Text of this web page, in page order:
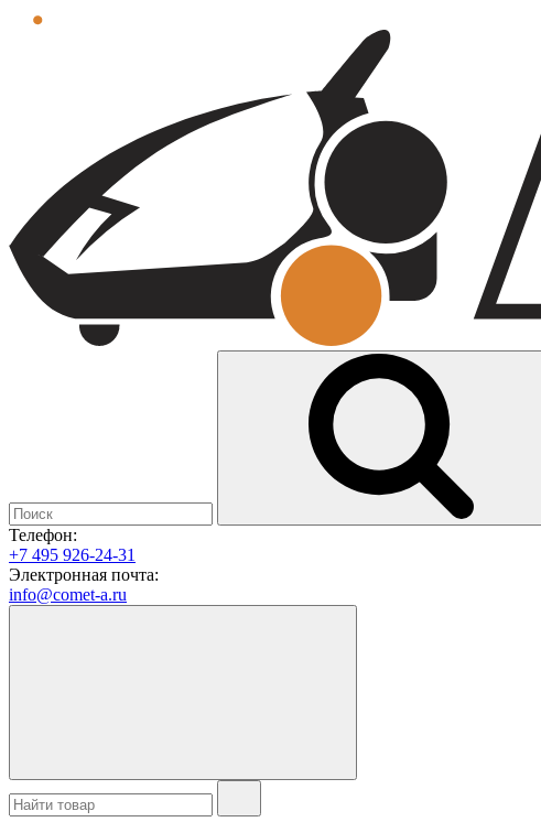
Телефон:
+7 495 926-24-31
Электронная почта:
info@comet-a.ru